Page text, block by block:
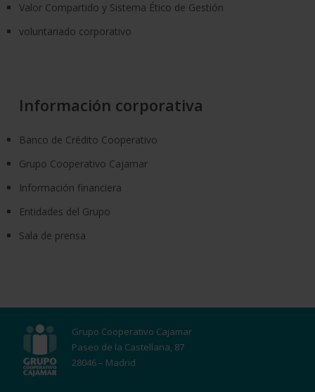
Valor Compartido y Sistema Ético de Gestión
voluntariado corporativo
Información corporativa
Banco de Crédito Cooperativo
Grupo Cooperativo Cajamar
Información financiera
Entidades del Grupo
Sala de prensa
Grupo Cooperativo Cajamar
Paseo de la Castellana, 87
28046 – Madrid